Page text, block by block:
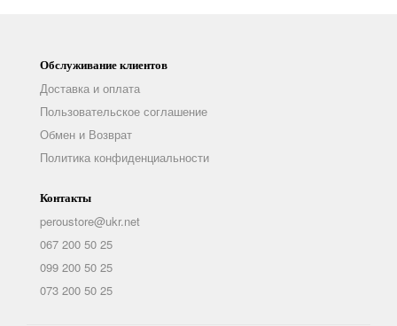
Обслуживание клиентов
Доставка и оплата
Пользовательское соглашение
Обмен и Возврат
Политика конфиденциальности
Контакты
peroustore@ukr.net
067 200 50 25
099 200 50 25
073 200 50 25